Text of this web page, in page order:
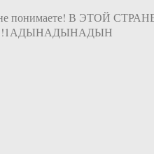
не понимаете! В ЭТОЙ